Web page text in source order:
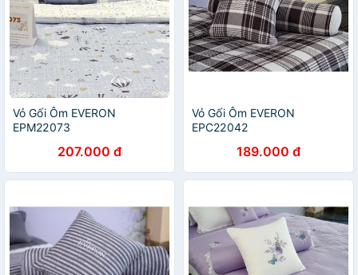
Vỏ Gối Ôm EVERON
EPM22073
207.000 đ
Vỏ Gối Ôm EVERON
EPC22042
189.000 đ